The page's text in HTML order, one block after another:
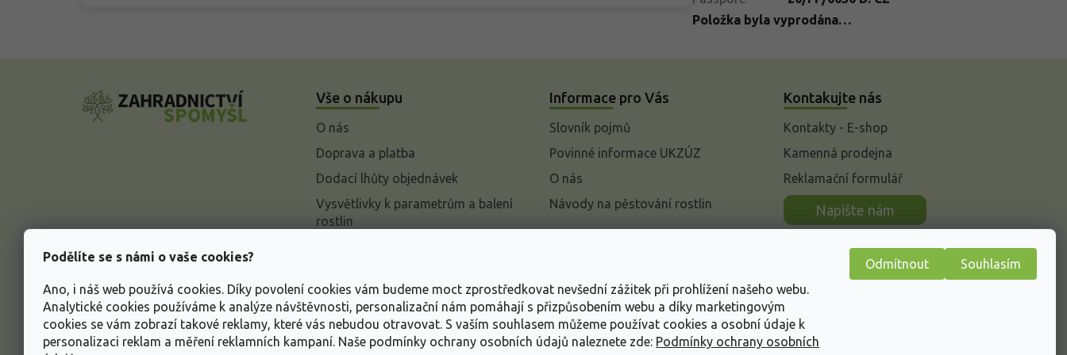
Podělíte se s námi o vaše cookies?
Ano, i náš web používá cookies. Díky povolení cookies vám budeme moct zprostředkovat nevšední zážitek při prohlížení našeho webu.
Analytické cookies používáme k analýze návštěvnosti, personalizační nám pomáhají s přizpůsobením webu a díky marketingovým
cookies se vám zobrazí takové reklamy, které vás nebudou otravovat. S vaším souhlasem můžeme používat cookies a osobní údaje k
personalizaci reklam a měření reklamních kampaní. Naše podmínky ochrany osobních údajů naleznete zde: Podmínky ochrany osobních
Odmítnout Souhlasím
Položka byla vyprodána…
Vše o nákupu
O nás
Doprava a platba
Dodací lhůty objednávek
Vysvětlivky k parametrům a balení
rostlin
Informace o ochraně osobních
údajů
Obchodní podmínky
Informace pro Vás
Slovník pojmů
Povinné informace UKZÚZ
O nás
Návody na pěstování rostlin
Kontakujte nás
Kontakty - E-shop
Kamenná prodejna
Reklamační formulář
Napište nám